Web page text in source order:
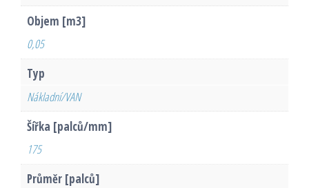
Objem [m3]
0,05
Typ
Nákladní/VAN
Šířka [palců/mm]
175
Průměr [palců]